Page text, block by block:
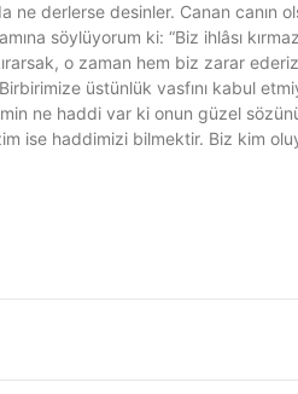
ne derlerse desinler. Canan canın
söylüyorum ki: “Biz ihlâsı
o zaman hem biz zarar
üstünlük vasfını kabul
ne haddi var ki onun güzel
ise haddimizi bilmektir. Biz kim